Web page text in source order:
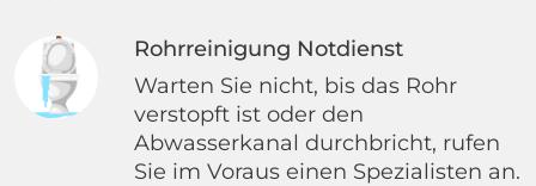
Rohrreinigung Notdienst
Warten Sie nicht, bis das Rohr
verstopft ist oder den
Abwasserkanal durchbricht, rufen
Sie im Voraus einen Spezialisten an.